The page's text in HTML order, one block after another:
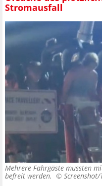
Stromausfall
Mehrere Fahrgäste mussten
befreit werden. ©